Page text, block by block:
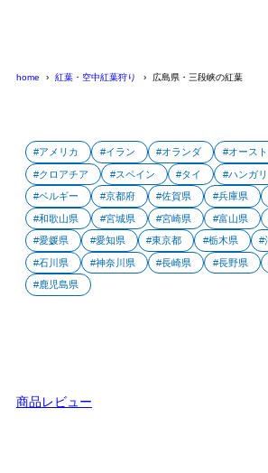
home 紅葉・空中紅葉狩り 広島県・三段峡の紅葉
アメリカ イラン オランダ オース
クロアチア スペイン タイ ハンガ
ベルギー 京都府 佐賀県 兵庫県
和歌山県 宮城県 宮崎県 富山県
愛媛県 愛知県 東京都 栃木県
石川県 神奈川県 長崎県 長野県
鹿児島県
商品レビュー